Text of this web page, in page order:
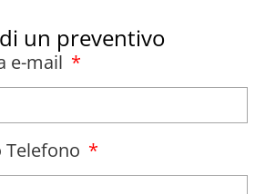
un preventivo
e-mail
Telefono